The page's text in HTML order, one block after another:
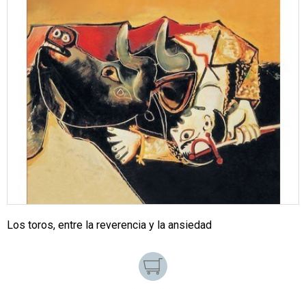
Los toros, entre la reverencia y la ansiedad